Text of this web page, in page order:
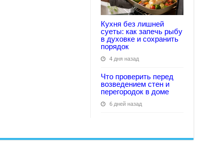
Кухня без лишней
суеты: как запечь рыбу
в духовке и сохранить
порядок
4 дня назад
Что проверить перед
возведением стен и
перегородок в доме
6 дней назад